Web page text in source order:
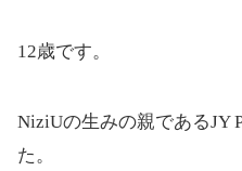
12歳です。
NiziUの生みの親であるJY
た。